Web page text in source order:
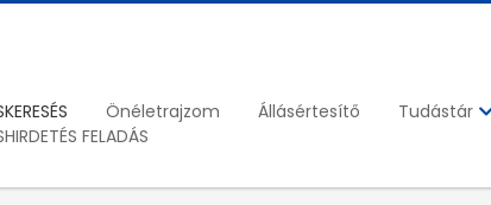
Önéletrajzom Állásértesítő Tudástár
FELADÁS